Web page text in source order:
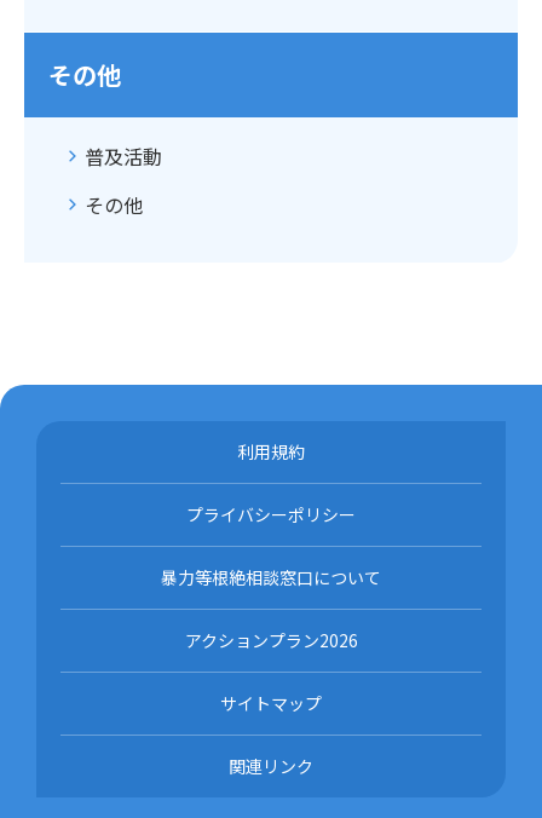
その他
普及活動
その他
利用規約
プライバシーポリシー
暴力等根絶相談窓口について
アクションプラン2026
サイトマップ
関連リンク